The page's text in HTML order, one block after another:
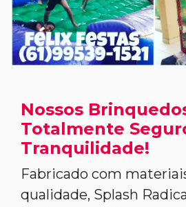
Nossos
Totalmente
Tranquilidade!
Fabricado com
qualidade, Splash